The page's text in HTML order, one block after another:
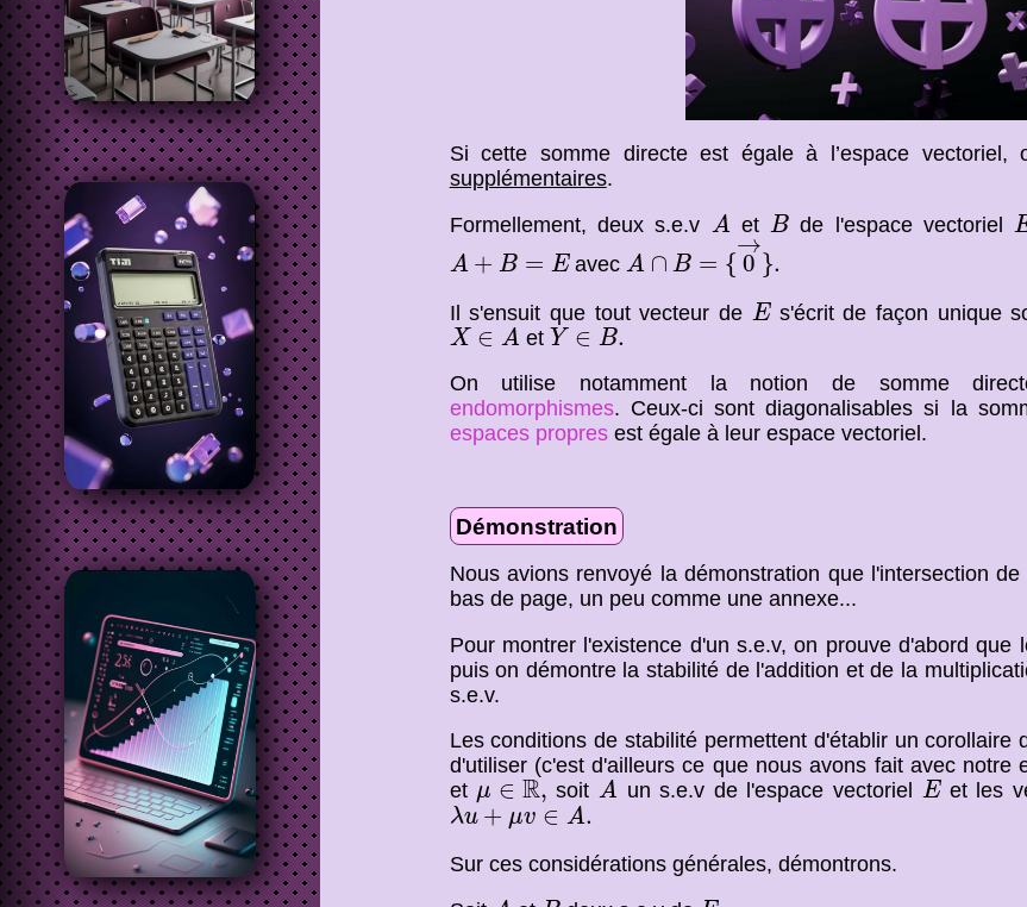
Si cette somme directe est égale à l’espace
supplémentaires.
Formellement, deux s.e.v A
A et B
B de l'espace vectoriel
A + B = E
A B =E avec A ∩ B = {
→
0 }.
A∩B={ 0→ }.
Il s'ensuit que tout vecteur de E
Es'écrit de façon unique
X ∈ A
X∈A et Y ∈ B.
Y∈B.
On utilise notamment la notion de somme
endomorphismes. Ceux-ci sont diagonalisables si la
espaces propresest égale à leur espace vectoriel.
Démonstration
Nous avions renvoyé la démonstration que l'intersection
bas de page, un peu comme une annexe...
Pour montrer l'existence d'un s.e.v, on prouve d'abord que
puis on démontre la stabilité de l'addition et de la
s.e.v.
Les conditions de stabilité permettent d'établir un corollaire
d'utiliser (c'est d'ailleurs ce que nous avons fait avec notre
et μ ∈ R,
μ∈R, soitA
A un s.e.v de l'espace vectoriel E
Eet les
λu + μv ∈ A.
λu+μv∈A.
Sur ces considérations générales, démontrons.
A B E.